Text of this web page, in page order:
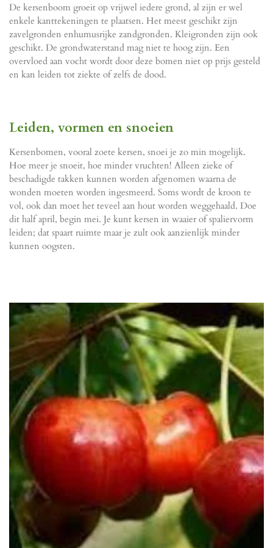
De kersenboom groeit op vrijwel iedere grond, al zijn er wel
enkele kanttekeningen te plaatsen. Het meest geschikt zijn
zavelgronden enhumusrijke zandgronden. Kleigronden zijn ook
geschikt. De grondwaterstand mag niet te hoog zijn. Een
overvloed aan vocht wordt door deze bomen niet op prijs gesteld
en kan leiden tot ziekte of zelfs de dood.
Leiden, vormen en snoeien
Kersenbomen, vooral zoete kersen, snoei je zo min mogelijk.
Hoe meer je snoeit, hoe minder vruchten! Alleen zieke of
beschadigde takken kunnen worden afgenomen waarna de
wonden moeten worden ingesmeerd. Soms wordt de kroon te
vol, ook dan moet het teveel aan hout worden weggehaald. Doe
dit half april, begin mei. Je kunt kersen in waaier of spaliervorm
leiden; dat spaart ruimte maar je zult ook aanzienlijk minder
kunnen oogsten.